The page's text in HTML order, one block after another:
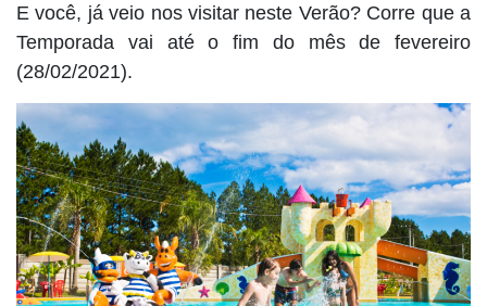
E você, já veio nos visitar neste Verão? Corre que a
Temporada vai até o fim do mês de fevereiro
(28/02/2021).